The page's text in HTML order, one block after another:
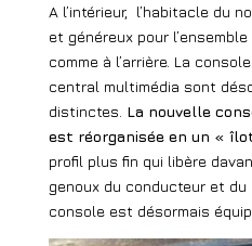
A l’intérieur, l’habitacle du
et généreux pour
comme à l’arrière. La
central multimédia sont
distinctes. La nouvelle
est réorganisée en un «
profil plus fin qui libère
genoux du conducteur et du
console est désormais